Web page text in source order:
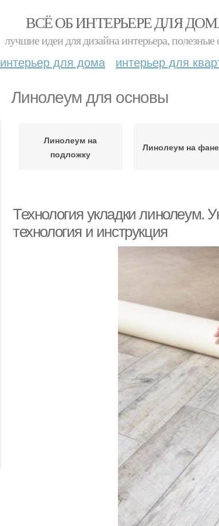
ВСЁ ОБ ИНТЕРЬЕРЕ ДЛЯ
лучшие идеи для дизайна интерьера, полезные
интерьер для дома интерьер для
Линолеум для основы
Линолеум на
подложку
Линолеум на
Технология укладки линолеум.
технология и инструкция